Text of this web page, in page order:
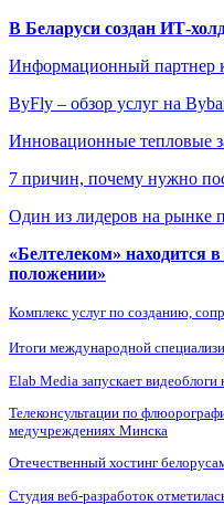
В Беларуси создан ИТ-
Информационный партнер
ByFly – обзор услуг на
Инновационные тепловые
7 причин, почему нужно
Один из лидеров на рынке
«Белтелеком» находится
положении»
Комплекс услуг по созданию,
Итоги международной
Elab Media запускает
Телеконсультации по
медучреждениях Минска
Отечественный хостинг
Студия веб-разработок